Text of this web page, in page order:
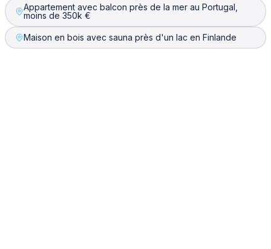
Appartement avec balcon près de la mer au Portugal,
moins de 350k €
Maison en bois avec sauna près d'un lac en Finlande